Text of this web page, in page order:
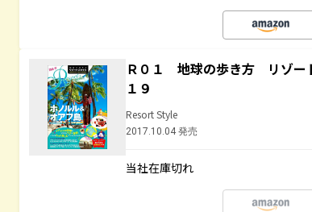
Ｒ０１ 地球の歩き方 リゾー
１９
Resort Style
2017.10.04 発売
当社在庫切れ